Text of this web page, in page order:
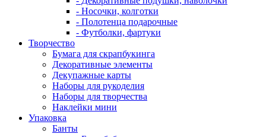
- Носочки, колготки
- Полотенца подарочные
- Футболки, фартуки
Творчество
Бумага для скрапбукинга
Декоративные элементы
Декупажные карты
Наборы для рукоделия
Наборы для творчества
Наклейки мини
Упаковка
Банты